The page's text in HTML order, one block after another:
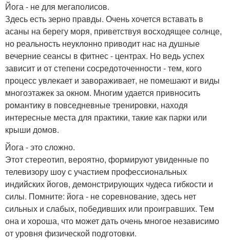
Йога - не для мегаполисов.
Здесь есть зерно правды. Очень хочется вставать в
асаны на берегу моря, приветствуя восходящее солнце,
но реальность неуклонно приводит нас на душные
вечерние сеансы в фитнес - центрах. Но ведь успех
зависит и от степени сосредоточенности - тем, кого
процесс увлекает и завораживает, не помешают и виды
многоэтажек за окном. Многим удается привносить
романтику в повседневные тренировки, находя
интересные места для практики, такие как парки или
крыши домов.
Йога - это сложно.
Этот стереотип, вероятно, формируют увиденные по
телевизору шоу с участием профессиональных
индийских йогов, демонстрирующих чудеса гибкости и
силы. Помните: йога - не соревнование, здесь нет
сильных и слабых, победивших или проигравших. Тем
она и хороша, что может дать очень многое независимо
от уровня физической подготовки.